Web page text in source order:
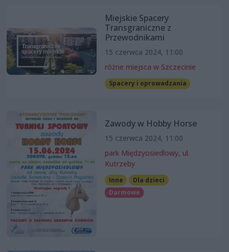
Miejskie Spacery
Transgraniczne z
Przewodnikami
15 czerwca 2024, 11:00
różne miejsca w Szczecinie
Spacery i oprowadzania
Zawody w Hobby Horse
15 czerwca 2024, 11:00
park Międzyosiedlowy, ul.
Kutrzeby
Inne
Dla dzieci
Darmowe